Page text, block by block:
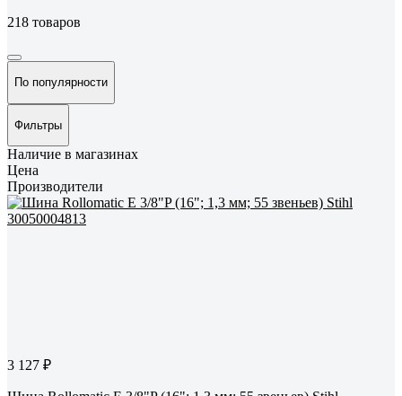
218 товаров
По популярности
Фильтры
Наличие в магазинах
Цена
Производители
3 127 ₽